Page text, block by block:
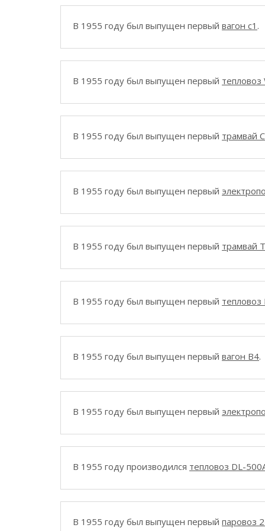
В 1955 году был выпущен первый вагон c1 .
В 1955 году был выпущен первый тепловоз
В 1955 году был выпущен первый трамвай
В 1955 году был выпущен первый
В 1955 году был выпущен первый трамвай
В 1955 году был выпущен первый тепловоз
В 1955 году был выпущен первый вагон B4.
В 1955 году был выпущен первый
В 1955 году производился тепловоз DL-
В 1955 году был выпущен первый паровоз